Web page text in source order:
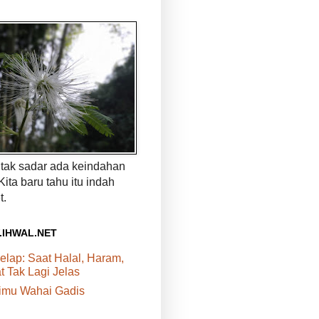
sadar ada keindahan
baru tahu itu indah
Saat Halal, Haram,
Tak Lagi Jelas
Wahai Gadis